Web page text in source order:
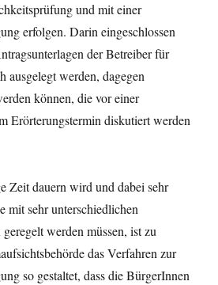
und mit einer
erfolgen. Darin eingeschlossen
der Betreiber für
ausgelegt werden, dagegen
können, die vor einer
Erörterungstermin diskutiert werden
Zeit dauern wird und dabei sehr
mit sehr unterschiedlichen
werden müssen, ist zu
das Verfahren zur
so gestaltet, dass die BürgerInnen